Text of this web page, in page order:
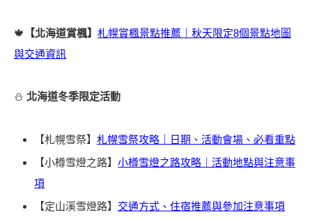
🍁 【北海道賞楓】 札幌賞楓景點推薦｜秋天限定8個景點地圖
與交通資訊
⛄ 北海道冬季限定活動
【札幌雪祭】 札幌雪祭攻略｜日期、活動會場、必看重點
【小樽雪燈之路】 小樽雪燈之路攻略｜活動地點與注意事
項
【定山溪雪燈路】 交通方式、住宿推薦與參加注意事項